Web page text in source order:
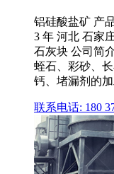
铝硅酸盐矿 产
3 年 河北 石家
石灰块 公司简
蛭石、彩砂、
钙、堵漏剂的
联系电话: 180